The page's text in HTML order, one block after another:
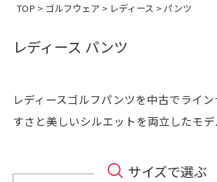
TOP > ゴルフウェア > レディース > パンツ
レディース パンツ
レディースゴルフパンツを中古でライ
すさと美しいシルエットを両立したモデ
サイズで選ぶ